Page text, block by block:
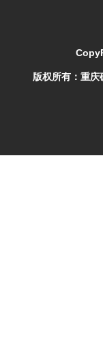
版权所有： 重庆